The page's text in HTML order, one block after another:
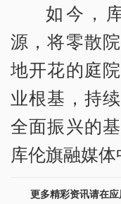
如今，
源，将零散
地开花的庭
业根基，持
全面振兴的
库伦旗融媒体
更多精彩资讯请在